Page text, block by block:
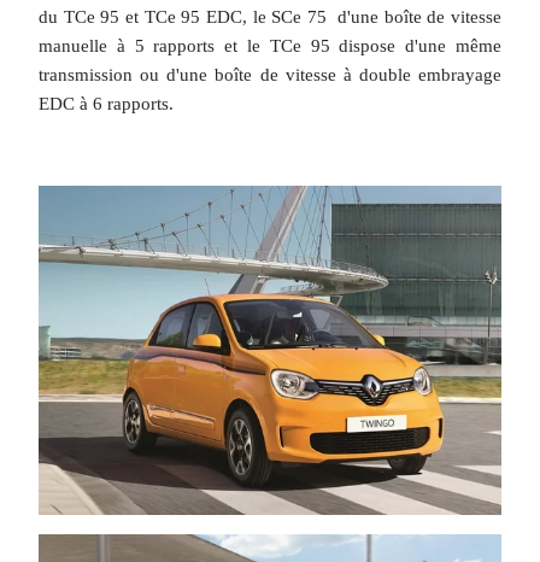
du TCe 95 et TCe 95 EDC, le SCe 75 d'une boîte de vitesse
manuelle à 5 rapports et le TCe 95 dispose d'une même
transmission ou d'une boîte de vitesse à double embrayage
EDC à 6 rapports.